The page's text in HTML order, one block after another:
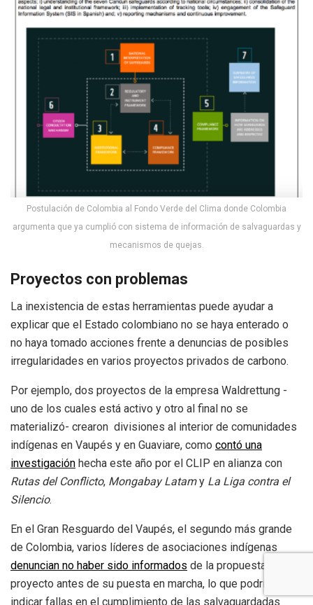
Postulación de Colombia al Fondo Verde del Clima donde Colombia
argumenta que ya cumplió con sistema de información de salvaguardas y
mecanismos de quejas.
Proyectos con problemas
La inexistencia de estas herramientas puede ayudar a
explicar que el Estado colombiano no se haya enterado o
no haya tomado acciones frente a denuncias de posibles
irregularidades en varios proyectos privados de carbono.
Por ejemplo, dos proyectos de la empresa Waldrettung -
uno de los cuales está activo y otro al final no se
materializó- crearon divisiones al interior de comunidades
indígenas en Vaupés y en Guaviare, como contó una
investigación hecha este año por el CLIP en alianza con
Rutas del Conflicto, Mongabay Latamy La Liga contra el
Silencio.
En el Gran Resguardo del Vaupés, el segundo más grande
de Colombia, varios líderes de asociaciones indígenas
denuncian no haber sido informados de la propuesta de
proyecto antes de su puesta en marcha, lo que podría
indicar fallas en el cumplimiento de las salvaguardadas